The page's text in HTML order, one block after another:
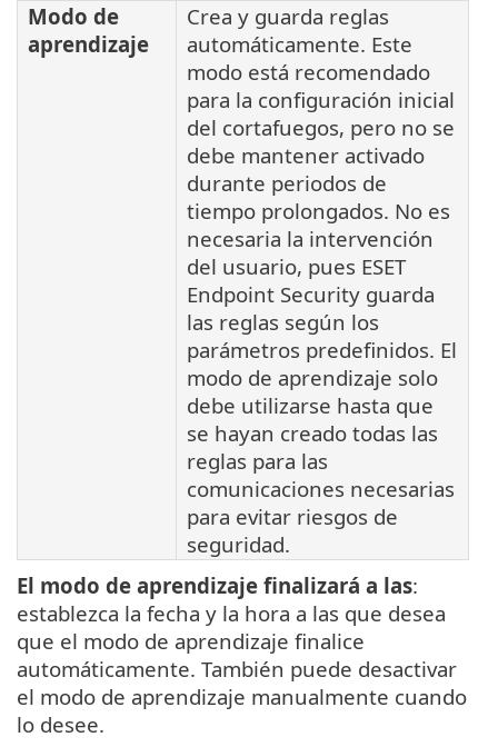
Modo de
aprendizaje
Crea y guarda reglas
automáticamente. Este
modo está recomendado
para la configuración inicial
del cortafuegos, pero no se
debe mantener activado
durante periodos de
tiempo prolongados. No es
necesaria la intervención
del usuario, pues ESET
Endpoint Security guarda
las reglas según los
parámetros predefinidos. El
modo de aprendizaje solo
debe utilizarse hasta que
se hayan creado todas las
reglas para las
comunicaciones necesarias
para evitar riesgos de
seguridad.
El modo de aprendizaje finalizará a las:
establezca la fecha y la hora a las que desea
que el modo de aprendizaje finalice
automáticamente. También puede desactivar
el modo de aprendizaje manualmente cuando
lo desee.